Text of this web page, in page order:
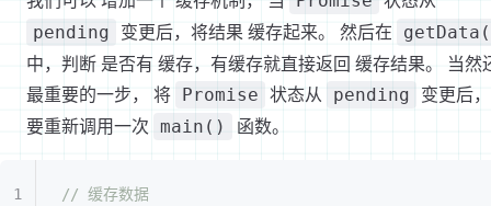
pending 变更后，将结果 缓存起来。 然后在
中，判断 是否有 缓存，有缓存就直接返回 缓存结果。 当然
最重要的一步， 将
Promise 状态从 pending
变更后
要重新调用一次 main() 函数。
// 缓存数据